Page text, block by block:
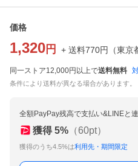
価格
1,320 円 + 送料770円 （東京
同一ストア12,000円以上で送料無料
条件により送料が異なる場合があります。
全額PayPay残高で支払い&LINEと
獲得 5% （60pt）
獲得のうち4.5%は利用先・期間限定